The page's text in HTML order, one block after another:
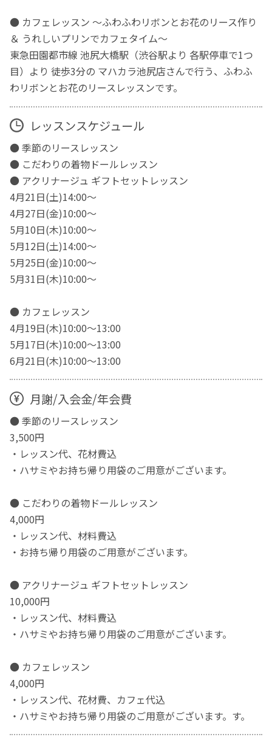
● カフェレッスン ～ふわふわリボンとお花のリース作り
＆ うれしいプリンでカフェタイム～
東急田園都市線 池尻大橋駅（渋谷駅より 各駅停車で1つ
目）より 徒歩3分の マハカラ池尻店さんで行う、ふわふ
わリボンとお花のリースレッスンです。
レッスンスケジュール
● 季節のリースレッスン
● こだわりの着物ドールレッスン
● アクリナージュ ギフトセットレッスン
4月21日(土)14:00～
4月27日(金)10:00～
5月10日(木)10:00～
5月12日(土)14:00～
5月25日(金)10:00～
5月31日(木)10:00～
● カフェレッスン
4月19日(木)10:00～13:00
5月17日(木)10:00～13:00
6月21日(木)10:00～13:00
月謝/入会金/年会費
● 季節のリースレッスン
3,500円
・レッスン代、花材費込
・ハサミやお持ち帰り用袋のご用意がございます。
● こだわりの着物ドールレッスン
4,000円
・レッスン代、材料費込
・お持ち帰り用袋のご用意がございます。
● アクリナージュ ギフトセットレッスン
10,000円
・レッスン代、材料費込
・ハサミやお持ち帰り用袋のご用意がございます。
● カフェレッスン
4,000円
・レッスン代、花材費、カフェ代込
・ハサミやお持ち帰り用袋のご用意がございます。す。